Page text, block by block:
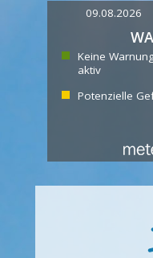
09.08.2026
Keine
aktiv
Potenzielle